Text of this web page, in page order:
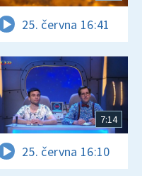
25. června 16:41
7:14
25. června 16:10